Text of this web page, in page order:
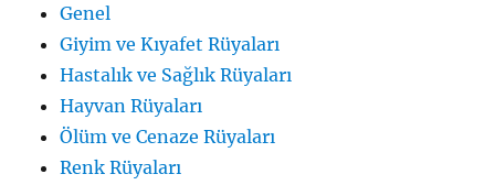
Genel
Giyim ve Kıyafet Rüyaları
Hastalık ve Sağlık Rüyaları
Hayvan Rüyaları
Ölüm ve Cenaze Rüyaları
Renk Rüyaları